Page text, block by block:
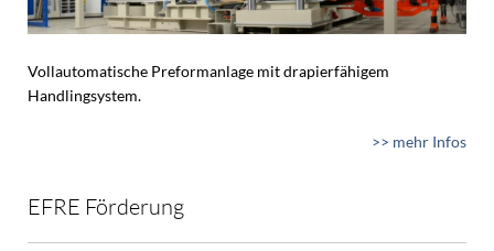
Vollautomatische Preformanlage mit drapierfähigem
Handlingsystem.
>> mehr Infos
EFRE Förderung